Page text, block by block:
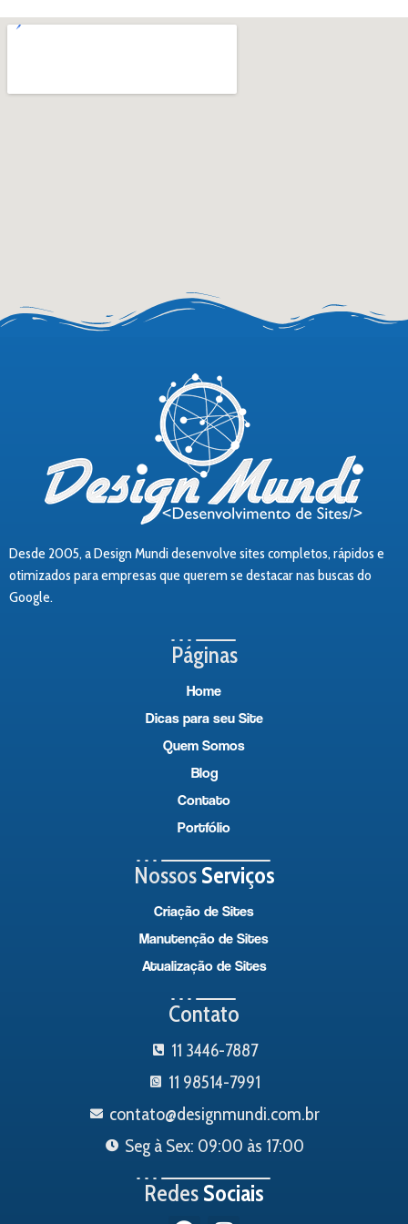
Desde 2005, a Design Mundi desenvolve sites completos, rápidos e
otimizados para empresas que querem se destacar nas buscas do
Google.
Páginas
Home
Dicas para seu Site
Quem Somos
Blog
Contato
Portfólio
Nossos Serviços
Criação de Sites
Manutenção de Sites
Atualização de Sites
Contato
11 3446-7887
11 98514-7991
contato@designmundi.com.br
Seg à Sex: 09:00 às 17:00
Redes Sociais